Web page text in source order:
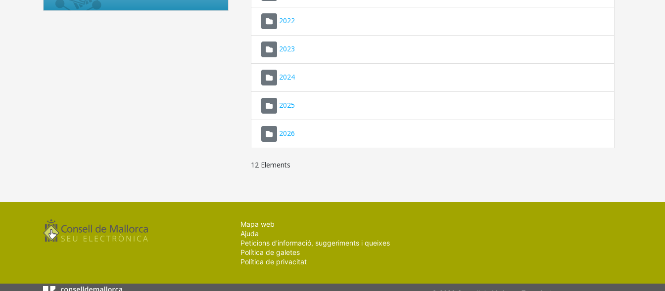
2022
2023
2024
2025
2026
12 Elements
Mapa web
Ajuda
Peticions d'informació, suggeriments i queixes
Política de galetes
Política de privacitat